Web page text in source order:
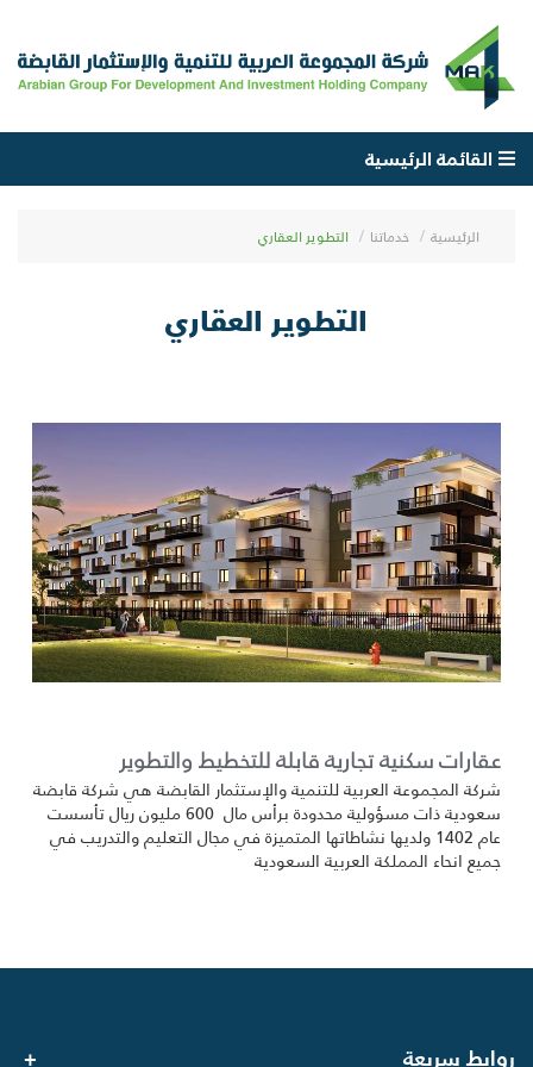
القائمة الرئيسية
الرئيسية خدماتنا التطوير العقاري
التطوير العقاري
عقارات سكنية تجارية قابلة للتخطيط والتطوير
شركة المجموعة العربية للتنمية والإستثمار القابضة هي شركة قابضة
سعودية ذات مسؤولية محدودة برأس مال 600 مليون ريال تأسست
عام 1402 ولديها نشاطاتها المتميزة في مجال التعليم والتدريب في
جميع انحاء المملكة العربية السعودية
روابط سريعة